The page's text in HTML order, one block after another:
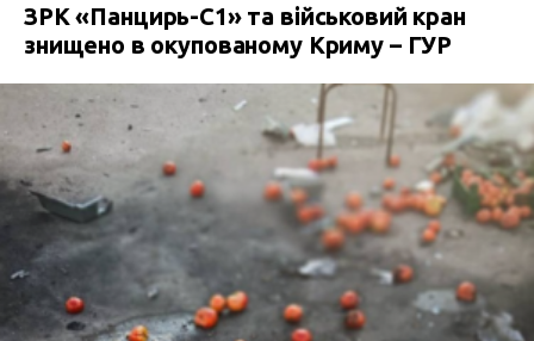
ЗРК «Панцирь-С1» та військовий кран
знищено в окупованому Криму – ГУР